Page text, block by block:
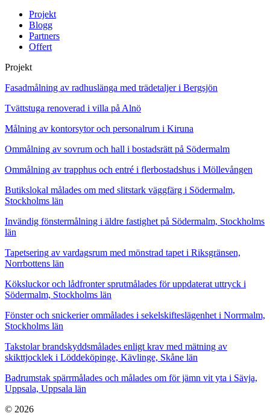
Projekt
Blogg
Partners
Offert
Projekt
Fasadmålning av radhuslänga med trädetaljer i Bergsjön
Tvättstuga renoverad i villa på Alnö
Målning av kontorsytor och personalrum i Kiruna
Ommålning av sovrum och hall i bostadsrätt på Södermalm
Ommålning av trapphus och entré i flerbostadshus i Möllevången
Butikslokal målades om med slitstark väggfärg i Södermalm,
Stockholms län
Invändig fönstermålning i äldre fastighet på Södermalm, Stockholms
län
Tapetsering av vardagsrum med mönstrad tapet i Riksgränsen,
Norrbottens län
Köksluckor och lådfronter sprutmålades för uppdaterat uttryck i
Södermalm, Stockholms län
Fönster och snickerier ommålades i sekelskifteslägenhet i Norrmalm,
Stockholms län
Takstolar brandskyddsmålades enligt krav med mätning av
skikttjocklek i Löddeköpinge, Kävlinge, Skåne län
Badrumstak spärrmålades och målades om för jämn vit yta i Sävja,
Uppsala, Uppsala län
© 2026